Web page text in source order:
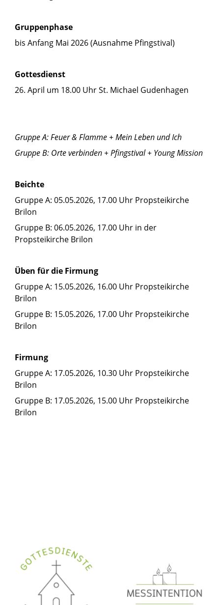
Gruppenphase
bis Anfang Mai 2026 (Ausnahme Pfingstival)
Gottesdienst
26. April um 18.00 Uhr St. Michael Gudenhagen
Gruppe A: Feuer & Flamme + Mein Leben und Ich
Gruppe B: Orte verbinden + Pfingstival + Young Mission
Beichte
Gruppe A: 05.05.2026, 17.00 Uhr Propsteikirche
Brilon
Gruppe B: 06.05.2026, 17.00 Uhr in der
Propsteikirche Brilon
Üben für die Firmung
Gruppe A: 15.05.2026, 16.00 Uhr Propsteikirche
Brilon
Gruppe B: 15.05.2026, 17.00 Uhr Propsteikirche
Brilon
Firmung
Gruppe A: 17.05.2026, 10.30 Uhr Propsteikirche
Brilon
Gruppe B: 17.05.2026, 15.00 Uhr Propsteikirche
Brilon